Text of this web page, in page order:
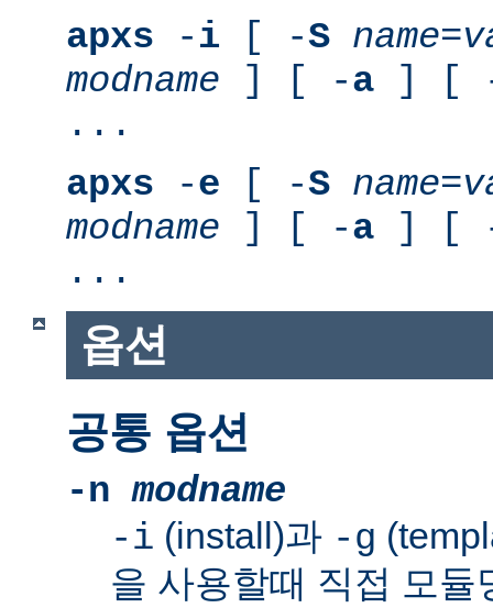
apxs -i [ -S name=
modname ] [ -a ] [
...
apxs -e [ -S name=
modname ] [ -a ] [
...
옵션
공통 옵션
-nmodname
-i (install)과 -g
을 사용할때 직접 모듈